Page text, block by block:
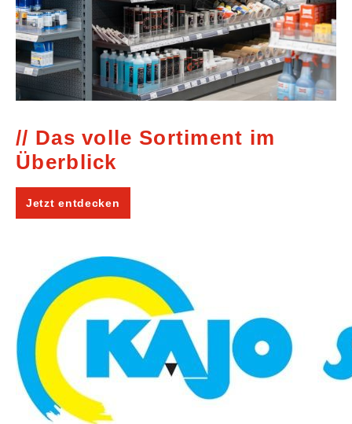
Das volle Sortiment im
Überblick
Jetzt entdecken